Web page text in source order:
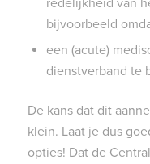
bijvoorbeeld
een (acute)
dienstverband te
De kans dat dit
klein. Laat je dus
opties! Dat de